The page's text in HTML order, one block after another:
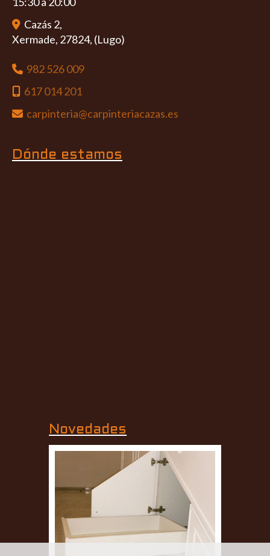
Cazás 2,
Xermade, 27824, (Lugo)
982 526 009
617 014 201
carpinteria
carpinteriacazas.es
Dónde estamos
Novedades